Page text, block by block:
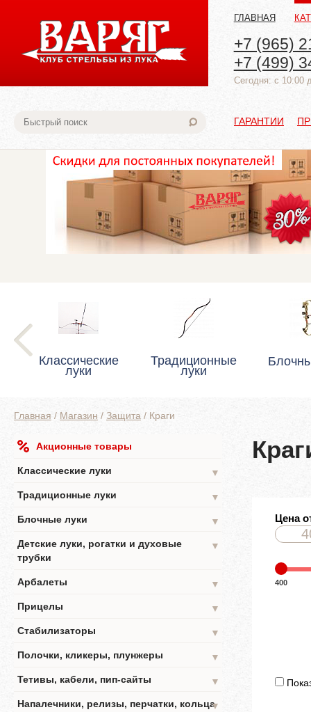
ГЛАВНАЯ
+7 (965)
+7 (499)
Cегодня: с 10:00
ГАРАНТИИ
Классические
луки
Традиционные
луки
Главная / Магазин / Защита / Краги
Акционные товары
Классические луки
▼
Традиционные луки
▼
Блочные луки
▼
Детские луки, рогатки и духовые
трубки
▼
Арбалеты
▼
Прицелы
▼
Стабилизаторы
▼
Полочки, кликеры, плунжеры
▼
Тетивы, кабели, пип-сайты
▼
Напалечники, релизы, перчатки, кольца▼
Цена
400